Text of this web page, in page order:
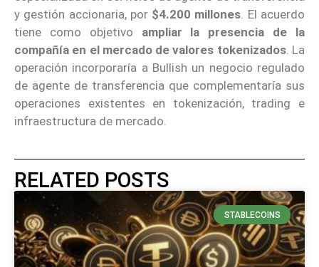
y gestión accionaria, por $4.200 millones . El acuerdo
tiene como objetivo ampliar la presencia de la
compañía en el mercado de valores tokenizados. La
operación incorporaría a Bullish un negocio regulado
de agente de transferencia que complementaría sus
operaciones existentes en tokenización, trading e
infraestructura de mercado.
RELATED POSTS
STABLECOINS